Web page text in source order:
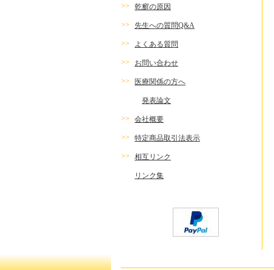
>> 乾癬の原因
>> 先生への質問Q&A
>> よくある質問
>> お問い合わせ
>> 医療関係の方へ
発表論文
>> 会社概要
>> 特定商品取引法表示
>> 相互リンク
リンク集